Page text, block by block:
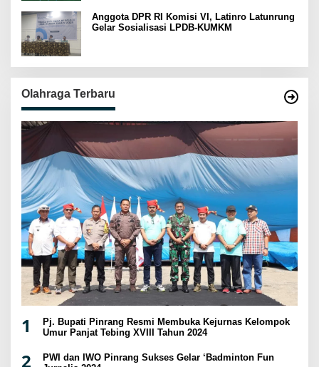
Anggota DPR RI Komisi VI, Latinro Latunrung
Gelar Sosialisasi LPDB-KUMKM
Olahraga Terbaru
1
Pj. Bupati Pinrang Resmi Membuka Kejurnas Kelompok
Umur Panjat Tebing XVIII Tahun 2024
2
PWI dan IWO Pinrang Sukses Gelar ‘Badminton Fun